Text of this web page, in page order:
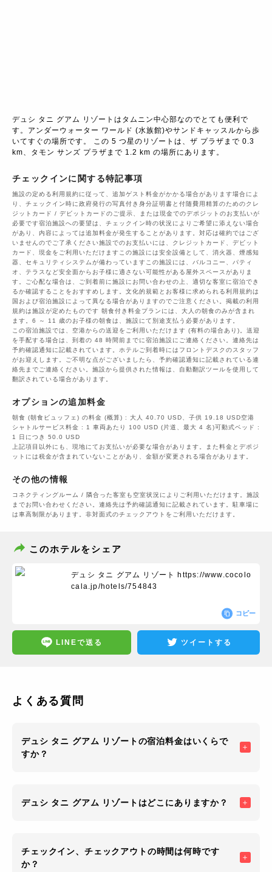
デュシ タニ グアム リゾートはタムニン中心部なのでとても便利で
す。アンダーウォーター ワールド (水族館)やサンドキャッスルから歩
いてすぐの場所です。 この 5 つ星のリゾートは、ザ プラザまで 0.3
km、タモン サンズ プラザまで 1.2 km の場所にあります。
チェックインに関する特記事項
施設の定める利用規約に従って、追加ゲスト料金がかかる場合があります場合によ
り、チェックイン時に政府発行の写真付き身分証明書と付随費用精算のためのクレ
ジットカード / デビットカードのご提示、または現金でのデポジットのお支払いが
必要です宿泊施設への要望は、チェックイン時の状況によりご希望に添えない場合
があり、内容によっては追加料金が発生することがあります。対応は確約ではござ
いませんのでご了承ください施設でのお支払いには、クレジットカード、デビット
カード、現金をご利用いただけますこの施設には安全設備として、消火器、煙感知
器、セキュリティシステムが備わっていますこの施設には、バルコニー、パティ
オ、テラスなど安全面からお子様に適さない可能性がある屋外スペースがありま
す。ご心配な場合は、ご到着前に施設にお問い合わせの上、適切な客室に宿泊でき
るか確認することをおすすめします。文化的規範とお客様に求められる利用規約は
国および宿泊施設によって異なる場合がありますのでご注意ください。掲載の利用
規約は施設が定めたものです 朝食付き料金プランには、大人の朝食のみが含まれ
ます。6 ～ 11 歳のお子様の朝食は、施設にて別途支払う必要があります。
この宿泊施設では、空港からの送迎をご利用いただけます (有料の場合あり)。送迎
を手配する場合は、到着の 48 時間前までに宿泊施設にご連絡ください。連絡先は
予約確認通知に記載されています。ホテルご到着時にはフロントデスクのスタッフ
がお迎えします。ご不明な点がございましたら、予約確認通知に記載されている連
絡先までご連絡ください。施設から提供された情報は、自動翻訳ツールを使用して
翻訳されている場合があります。
オプションの追加料金
朝食 (朝食ビュッフェ) の料金 (概算) : 大人 40.70 USD、子供 19.18 USD空港
シャトルサービス料金 : 1 車両あたり 100 USD (片道、最大 4 名)可動式ベッド :
1 日につき 50.0 USD
上記項目以外にも、現地にてお支払いが必要な場合があります。また料金とデポジ
ットには税金が含まれていないことがあり、金額が変更される場合があります。
その他の情報
コネクティングルーム / 隣合った客室も空室状況によりご利用いただけます。施設
までお問い合わせください。連絡先は予約確認通知に記載されています。駐車場に
は車高制限があります。非対面式のチェックアウトをご利用いただけます。
このホテルをシェア
デュシ タニ グアム リゾート
https://www.cocolo
cala.jp/hotels/754843
コピー
LINEで送る ツイートする
よくある質問
デュシ タニ グアム リゾートの宿泊料金はいくらで
すか？
デュシ タニ グアム リゾートはどこにありますか？
チェックイン、チェックアウトの時間は何時です
か？